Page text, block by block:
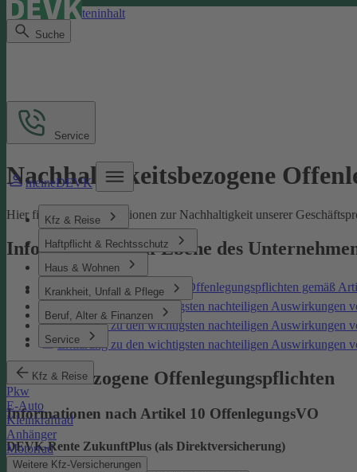
Direkt zum Seiteninhalt
Suche
meineDEVK
Kfz & Reise
Haftpflicht & Rechtsschutz
Haus & Wohnen
Krankheit, Unfall & Pflege
Beruf, Alter & Finanzen
Service
Kfz & Reise
Pkw
E-Auto
Kleinkraftrad
Anhänger
Motorrad
Weitere Kfz-Versicherungen
Service
Nachhaltigkeitsbezogene
Hier finden Sie Informationen zur Nachhaltigkeit unserer
Informationen auf Ebene des
Nachhaltigkeitsbezogene Offenlegungspflichten gemäß
Erklärung zu den wichtigsten nachteiligen
Erklärung zu den wichtigsten nachteiligen Auswirkungen
Erklärung zu den wichtigsten nachteiligen Auswirkungen
Produktbezogene Offenlegungspflichten
Informationen nach Artikel 10 OffenlegungsVO
DEVK-Rente ZukunftPlus (als Direktversicherung)